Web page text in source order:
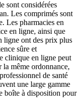
sont considérées
Les comprimés sont
Les pharmacies en
en ligne, ainsi que
ligne ont des prix plus
sûre et
clinique en ligne peut
même ordonnance,
de santé
une large gamme
boîte à disposition pour